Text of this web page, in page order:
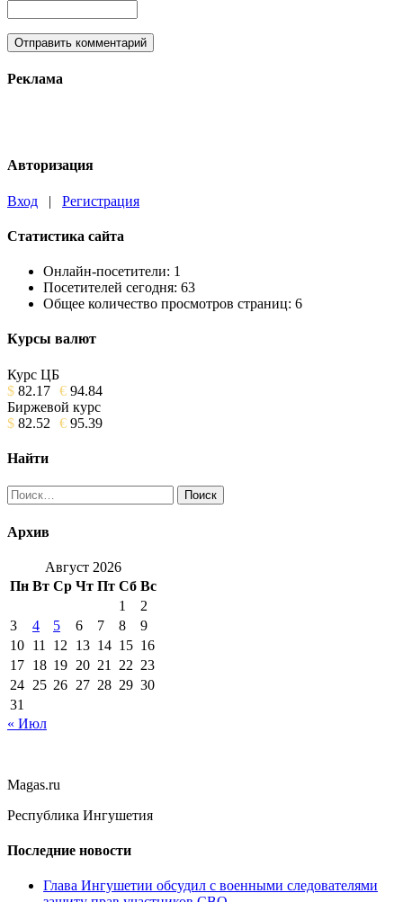
Реклама
Авторизация
Вход | Регистрация
Статистика сайта
Онлайн-посетители: 1
Посетителей сегодня: 63
Общее количество просмотров страниц: 6
Курсы валют
Курс ЦБ
$ 82.17 € 94.84
Биржевой курс
$ 82.52 € 95.39
Найти
Найти:
Архив
Август 2026
Пн Вт Ср Чт Пт Сб Вс
1
2
3
4 5 6 7 8
9
10 11 12 13 14 15 16
17 18 19 20 21 22 23
24 25 26 27 28 29 30
31
« Июл
Magas.ru
Республика Ингушетия
Последние новости
Глава Ингушетии обсудил с военными следователями